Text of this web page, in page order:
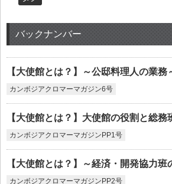
バックナンバー
【大使館とは？】～公邸料理人の業務
カンボジアクロマーマガジン6号
【大使館とは？】大使館の役割と総務
カンボジアクロマーマガジンPP1号
【大使館とは？】～経済・開発協力班
カンボジアクロマーマガジンPP2号